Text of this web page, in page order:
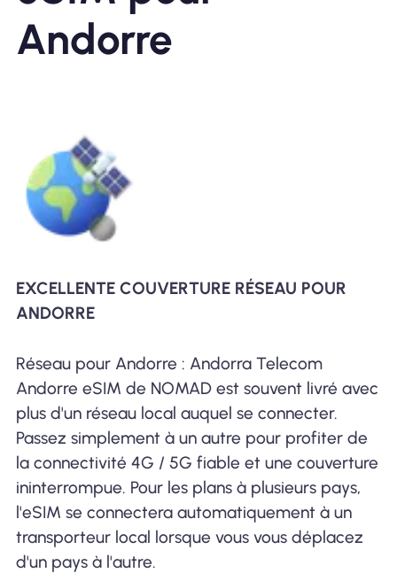
Andorre
EXCELLENTE COUVERTURE RÉSEAU POUR
ANDORRE
Réseau pour Andorre : Andorra Telecom
Andorre eSIM de NOMAD est souvent livré avec
plus d'un réseau local auquel se connecter.
Passez simplement à un autre pour profiter de
la connectivité 4G / 5G fiable et une couverture
ininterrompue. Pour les plans à plusieurs pays,
l'eSIM se connectera automatiquement à un
transporteur local lorsque vous vous déplacez
d'un pays à l'autre.